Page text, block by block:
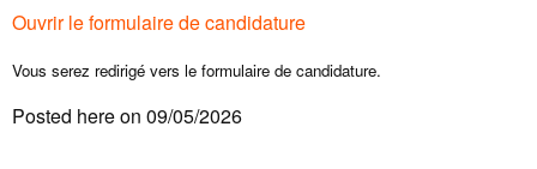
Ouvrir le formulaire de candidature
Vous serez redirigé vers le formulaire de candidature.
Posted here on 09/05/2026